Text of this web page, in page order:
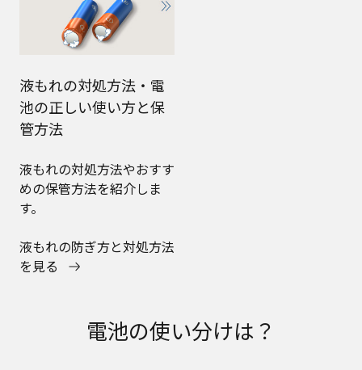
液もれの対処方法・電
池の正しい使い方と保
管方法
液もれの対処方法やおすす
めの保管方法を紹介しま
す。
液もれの防ぎ方と対処方法
を見る
電池の使い分けは？